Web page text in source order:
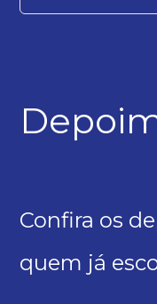
Confira os
quem já